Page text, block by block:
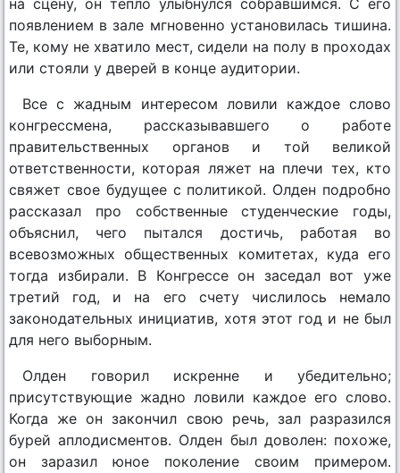
на сцену, он тепло улыбнулся собравшимся. С его
появлением в зале мгновенно установилась тишина.
Те, кому не хватило мест, сидели на полу в проходах
или стояли у дверей в конце аудитории.
Все с жадным интересом ловили каждое слово
конгрессмена, рассказывавшего о работе
правительственных органов и той великой
ответственности, которая ляжет на плечи тех, кто
свяжет свое будущее с политикой. Олден подробно
рассказал про собственные студенческие годы,
объяснил, чего пытался достичь, работая во
всевозможных общественных комитетах, куда его
тогда избирали. В Конгрессе он заседал вот уже
третий год, и на его счету числилось немало
законодательных инициатив, хотя этот год и не был
для него выборным.
Олден говорил искренне и убедительно;
присутствующие жадно ловили каждое его слово.
Когда же он закончил свою речь, зал разразился
бурей аплодисментов. Олден был доволен: похоже,
он заразил юное поколение своим примером.